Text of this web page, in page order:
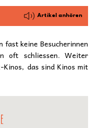
Artikel anhören
fast keine Besucherinnen
oft schliessen. Weiter
das sind Kinos mit